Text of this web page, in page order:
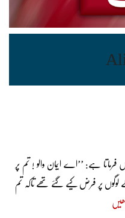
فرماتا ہے: ’’اے ایمان والو ! تم پر
پر فرض کیے گئے تھے تاکہ تم